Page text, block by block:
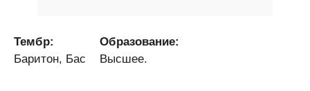
Тембр:
Образование:
Баритон, Бас
Высшее.